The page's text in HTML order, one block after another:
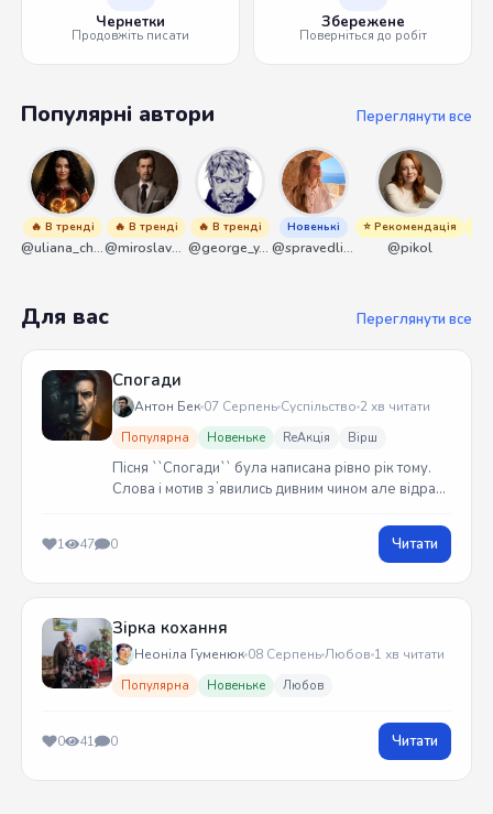
Чернетки
Продовжіть писати
Збережене
Поверніться до робіт
Популярні автори Переглянути все
🔥 В тренді
@uliana_chernenko
🔥 В тренді
@miroslavmaniyk
🔥 В тренді
@george_y_lawlett
Новенькі
@spravedliwa
⭐ Рекомендація
@pikol
Для вас Переглянути все
Спогади
Антон Бек 07 Серпень Суспільство 2 хв читати
Популярна Новеньке ReАкція Вірш
Пісня ``Спогади`` була написана рівно рік тому.
Слова і мотив зʼявились дивним чином але відразу
1 47 0 Читати
Зірка кохання
Неоніла Гуменюк 08 СерпеньЛюбов 1 хв читати
Популярна Новеньке Любов
0 41 0 Читати